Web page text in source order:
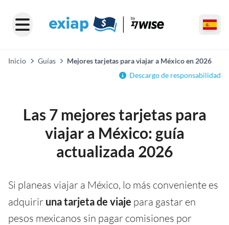
Inicio Guías
Mejores tarjetas para viajar a México en 2026
Descargo de responsabilidad
Las 7 mejores tarjetas para
viajar a México: guía
actualizada 2026
Si planeas viajar a México, lo más conveniente es
adquirir una tarjeta de viaje para gastar en
pesos mexicanos sin pagar comisiones por